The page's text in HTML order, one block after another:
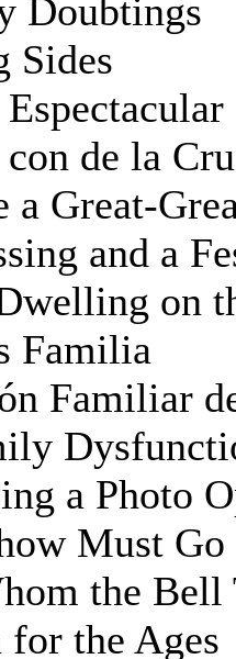
Doubtings
Sides
de la
a Great-
and a
on
Familia
Familiar
a Photo
Must Go
the Bell
for the Ages